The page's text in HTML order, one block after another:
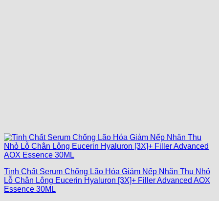
Tinh Chất Serum Chống Lão Hóa Giảm Nếp Nhăn Thu Nhỏ
Lỗ Chân Lông Eucerin Hyaluron [3X]+ Filler Advanced AOX
Essence 30ML